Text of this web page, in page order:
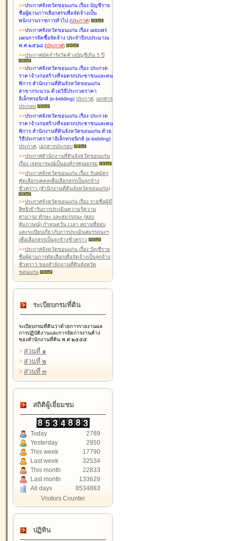
>>ประกาศจังหวัดขอนแก่น เรื่อง บัญชีราย
ชื่อผู้ผ่านการเลือกสรรเพื่อจัดจ้างเป็น
พนักงานราชการทั่วไป (ประกาศ)
>>ประกาศจังหวัดขอนแก่น เรื่อง เผยแพร่
แผนการจัดซื้อจัดจ้าง ประจำปีงบประมาณ
พ.ศ.๒๕๖๘ (ประกาศ)
>>ประกาศมัดจำรังวัดค้างบัญชีเกิน 5 ปี
>>ประกาศจังหวัดขอนแก่น เรื่อง ประกวด
ราคาจ้างก่อสร้างที่จอดรถประชาชนและคน
พิการ สำนักงานที่ดินจังหวัดขอนแก่น
สาขากระนวน ด้วยวิธีประกวดราคา
อิเล็กทรอนิกส์ (e-bidding) ประกาศ, เอกสาร
ประกอบ
>>ประกาศจังหวัดขอนแก่น เรื่อง ประกวด
ราคาจ้างก่อสร้างที่จอดรถประชาชนและคน
พิการ สำนักงานที่ดินจังหวัดขอนแก่น ด้วย
วิธีประกวดราคาอิเล็กทรอนิกส์ (e-bidding)
ประกาศ, เอกสารประกอบ
>>ประกาศสำนักงานที่ดินจังหวัดขอนแก่น
เรื่อง เจตนารมณ์เป็นองค์กรคุณธรรม
>>ประกาศจังหวัดขอนแก่น เรื่อง รับสมัคร
คัดเลือกบุคคลเพื่อเลือกสรรเป็นลูกจ้าง
ชั่วคราว (สำนักงานที่ดินจังหวัดขอนแก่น)
>>ประกาศจังหวัดขอนแก่น เรื่อง รายชื่อผู้มี
สิทธิเข้ารับการประเมินความรู้ความ
สามารถ ทักษะ และสมรรถนะ (สอบ
สัมภาษณ์) กำหนดวัน เวลา สถานที่สอบ
และระเบียบเกี่ยวกับการประเมินสมรรถนะฯ
เพื่อเลือกสรรเป็นลูกจ้างชั่วคราว
>>ประกาศจังหวัดขอนแก่น เรื่อง บัญชีราย
ชื่อผู้ผ่านการคัดเลือกเพื่อจัดจ้างเป็นลูกจ้าง
ชั่วคราว ของสำนักงานที่ดินจังหวัด
ขอนแก่น
ระเบียบกรมที่ดิน
ระเบียบกรมที่ดินว่าด้วยการรายงานผล
การปฏิบัติงานและการจัดการงานค้าง
ของสำนักงานที่ดิน พ.ศ.๒๕๕๕
> ส่วนที่ ๑
> ส่วนที่ ๒
> ส่วนที่ ๓
สถิติผู้เยี่ยมชม
Today
2789
Yesterday
2950
This week
17790
Last week
32534
This month
22833
Last month
133629
All days
8534883
Visitors Counter
ปฏิทิน